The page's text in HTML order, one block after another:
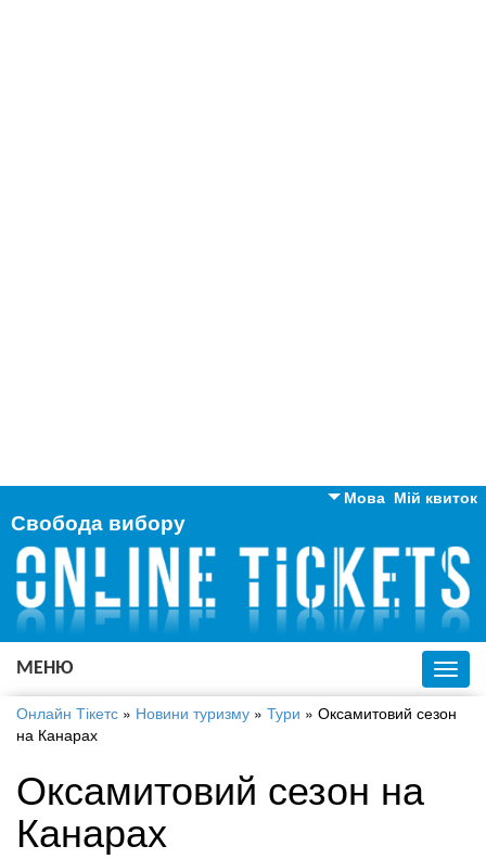
Мій квиток
Мова
Англійська
Російська
Українська
Свобода вибору
МЕНЮ
Онлайн Тікетс » Новини туризму » Тури » Оксамитовий сезон
на Канарах
Оксамитовий сезон на
Канарах